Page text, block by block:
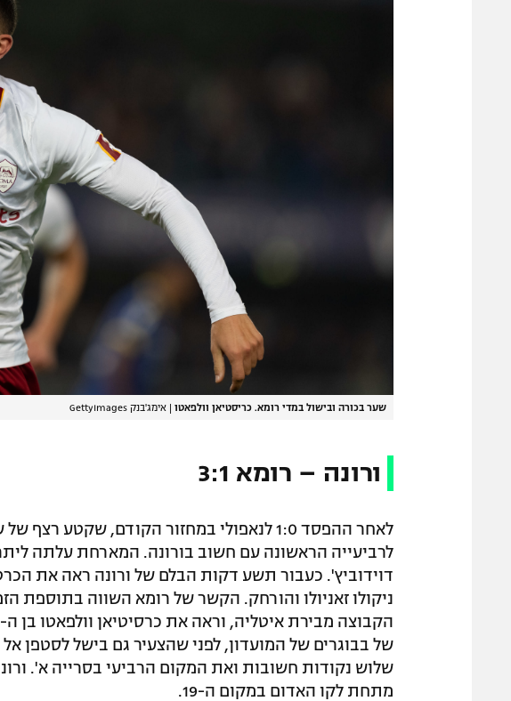
שער בכורה ובישול במדי רומא. כריסטיאן וולפאטו | אימג'בנק GettyImages
ורונה – רומא 3:1
לאחר ההפסד 1:0 לנאפולי במחזור הקודם, שקטע
דוידוביץ'. כעבור תשע דקות הבלם של ורונה ראה את
ניקולו זאניולו והורחק. הקשר של רומא השווה בתוספת
של בבוגרים של המועדון, לפני שהצעיר גם בישל לסטפן
שלוש נקודות חשובות ואת המקום הרביעי בסרייה א'.
מתחת לקו האדום במקום ה-19.